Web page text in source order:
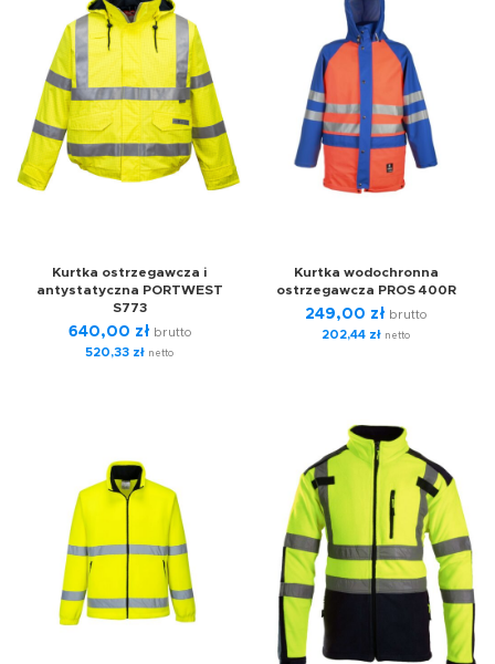
Kurtka ostrzegawcza i
antystatyczna PORTWEST
S773
640,00 zł brutto
520,33 zł netto
Kurtka wodochronna
ostrzegawcza PROS 400R
249,00 zł brutto
202,44 zł netto